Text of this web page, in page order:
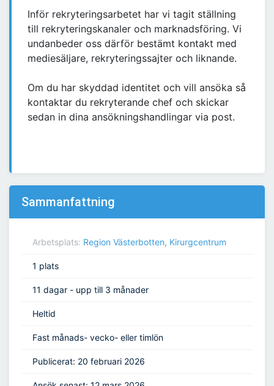
Inför rekryteringsarbetet har vi tagit ställning
till rekryteringskanaler och marknadsföring. Vi
undanbeder oss därför bestämt kontakt med
mediesäljare, rekryteringssajter och liknande.
Om du har skyddad identitet och vill ansöka så
kontaktar du rekryterande chef och skickar
sedan in dina ansökningshandlingar via post.
Sammanfattning
Arbetsplats: Region Västerbotten, Kirurgcentrum
1 plats
11 dagar - upp till 3 månader
Heltid
Fast månads- vecko- eller timlön
Publicerat: 20 februari 2026